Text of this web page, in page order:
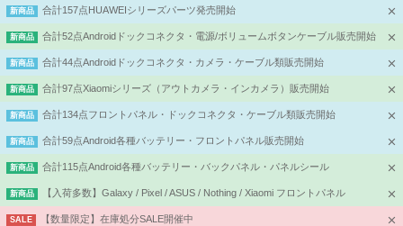
新商品 合計157点HUAWEIシリーズパーツ発売開始
新商品 合計52点Androidドックコネクタ・電源/ボリュームボタンケーブル販売開始
新商品 合計44点Androidドックコネクタ・カメラ・ケーブル類販売開始
新商品 合計97点Xiaomiシリーズ（アウトカメラ・インカメラ）販売開始
新商品 合計134点フロントパネル・ドックコネクタ・ケーブル類販売開始
新商品 合計59点Android各種バッテリー・フロントパネル販売開始
新商品 合計115点Android各種バッテリー・バックパネル・パネルシール
新商品 【入荷多数】Galaxy / Pixel / ASUS / Nothing / Xiaomi フロントパネル
SALE 【数量限定】在庫処分SALE開催中